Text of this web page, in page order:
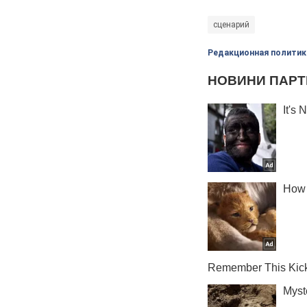
сценарий
Редакционная